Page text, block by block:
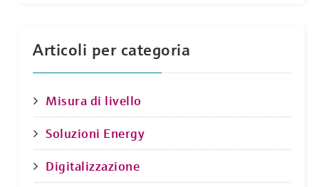
Articoli per categoria
Misura di livello
Soluzioni Energy
Digitalizzazione